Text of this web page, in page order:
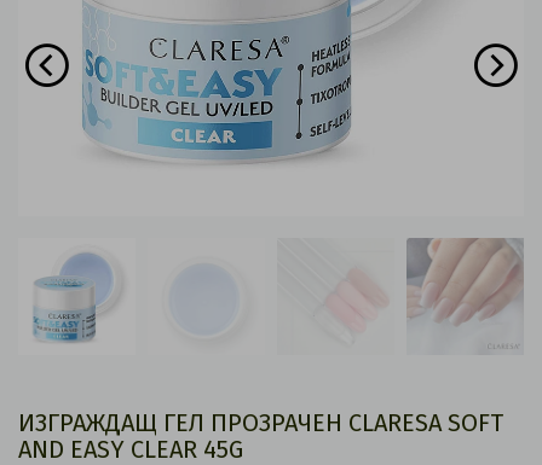
ИЗГРАЖДАЩ ГЕЛ ПРОЗРАЧЕН CLARESA SOFT
AND EASY CLEAR 45G